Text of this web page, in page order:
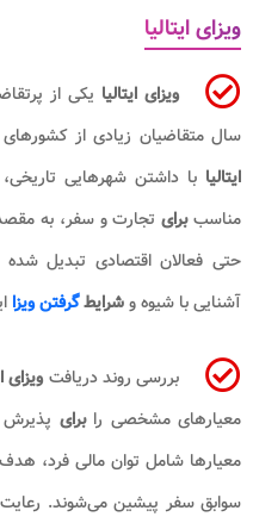
ویزای ایتالیا
ویزای ایتالیا یکی از
سال متقاضیان زیادی از
ایتالیابا داشتن شهرهایی
مناسببرای تجارت و سفر، به
حتی فعالان اقتصادی تبدیل
آشنایی با شیوه وشرایطگرفتن ویزا
بررسی روند دریافت ویزای
معیارهای مشخصی رابرای پذیرش
معیارها شامل توان مالی فرد،
سوابق سفر پیشین می‌شوند. رعایت